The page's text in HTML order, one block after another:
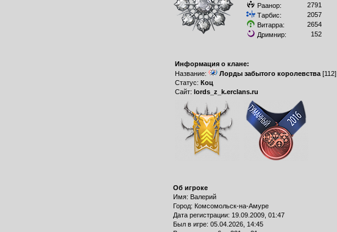
Раанор:
2791
Тарбис:
2057
Витарра:
2654
Дримнир:
152
Информация о клане:
Название:
Лорды забытого королевства[112]
Статус: Коц
Сайт: lords_z_k.erclans.ru
Об игроке
Имя: Валерий
Город: Комсомольск-на-Амуре
Дата регистрации: 19.09.2009, 01:47
Был в игре: 05.04.2026, 14:45